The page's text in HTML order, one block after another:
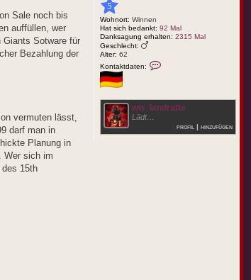
5
Wohnort: Winnen
Hat sich bedankt: 92 Mal
Danksagung erhalten: 2315 Mal
Geschlecht:
Alter: 62
Kontaktdaten:
k
t
ww_landratte
Lädt…
profil | hinzufügen
Sale noch bis
auffüllen, wer
Giants Sotware für
Bezahlung der
vermuten lässt,
darf man in
Planung in
Wer sich im
15th